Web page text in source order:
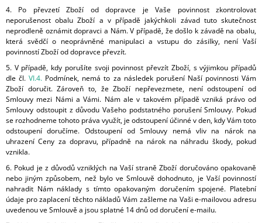
4. Po převzetí Zboží od dopravce je Vaše povinnost zkontrolovat
neporušenost obalu Zboží a v případě jakýchkoli závad tuto skutečnost
neprodleně oznámit dopravci a Nám. V případě, že došlo k závadě na obalu,
která svědčí o neoprávněné manipulaci a vstupu do zásilky, není Vaší
povinností Zboží od dopravce převzít.
5. V případě, kdy porušíte svoji povinnost převzít Zboží, s výjimkou případů
dle čl.VI.4. Podmínek, nemá to za následek porušení Naší povinnosti Vám
Zboží doručit. Zároveň to, že Zboží nepřevezmete, není odstoupení od
Smlouvy mezi Námi a Vámi. Nám ale v takovém případě vzniká právo od
Smlouvy odstoupit z důvodu Vašeho podstatného porušení Smlouvy. Pokud
se rozhodneme tohoto práva využít, je odstoupení účinné v den, kdy Vám toto
odstoupení doručíme. Odstoupení od Smlouvy nemá vliv na nárok na
uhrazení Ceny za dopravu, případně na nárok na náhradu škody, pokud
vznikla.
6. Pokud je z důvodů vzniklých na Vaší straně Zboží doručováno opakovaně
nebo jiným způsobem, než bylo ve Smlouvě dohodnuto, je Vaší povinností
nahradit Nám náklady s tímto opakovaným doručením spojené. Platební
údaje pro zaplacení těchto nákladů Vám zašleme na Vaši e-mailovou adresu
uvedenou ve Smlouvě a jsou splatné 14 dnů od doručení e-mailu.